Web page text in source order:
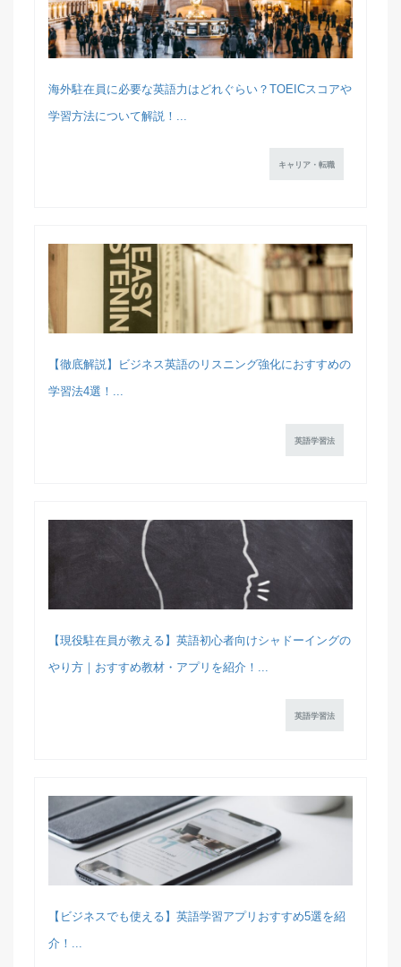
海外駐在員に必要な英語力はどれぐらい？TOEICスコアや
学習方法について解説！...
キャリア・転職
【徹底解説】ビジネス英語のリスニング強化におすすめの
学習法4選！...
英語学習法
【現役駐在員が教える】英語初心者向けシャドーイングの
やり方｜おすすめ教材・アプリを紹介！...
英語学習法
【ビジネスでも使える】英語学習アプリおすすめ5選を紹
介！...